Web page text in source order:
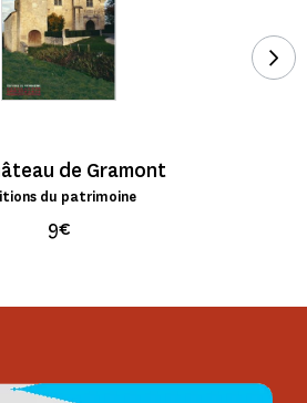
de Gramont
du patrimoine
9€